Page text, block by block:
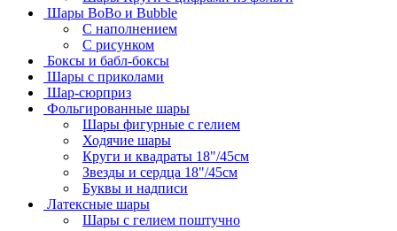
Шары BoBo и Bubble
С наполнением
С рисунком
Боксы и бабл-боксы
Шары с приколами
Шар-сюрприз
Фольгированные шары
Шары фигурные с гелием
Ходячие шары
Круги и квадраты 18"/45см
Звезды и сердца 18"/45см
Буквы и надписи
Латексные шары
Шары с гелием поштучно